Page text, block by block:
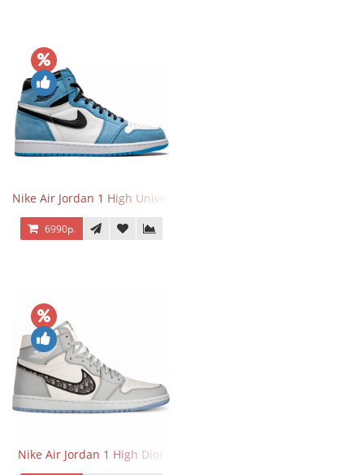
Nike Air Jordan 1 High University Blue
6990р.
Nike Air Jordan 1 High Dior